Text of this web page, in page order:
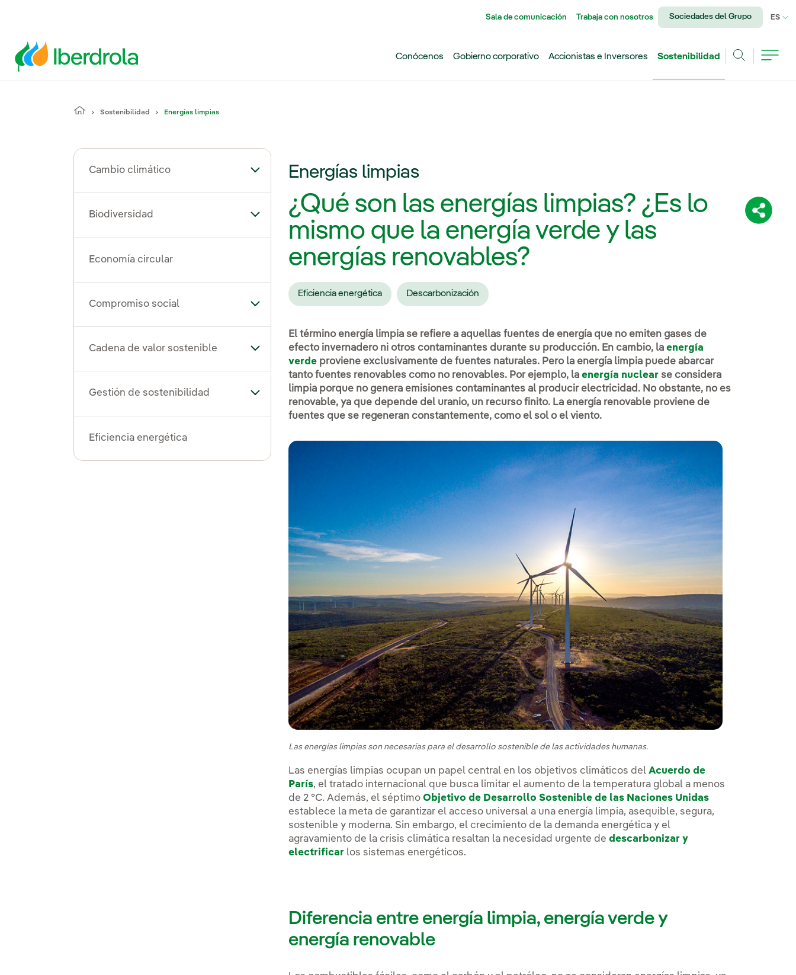
Sala de comunicación Trabaja con nosotros Sociedades del Grupo ES
Conócenos Gobierno corporativo Accionistas e Inversores
Sostenibilidad
Sostenibilidad Energías limpias
Cambio climático Alternar el submenú para Cambio climático
Biodiversidad Alternar el submenú para Biodiversidad
Economía circular
Compromiso social Alternar el submenú para Compromiso social
Cadena de valor sostenible Alternar el submenú para Cadena de valor sostenible
Gestión de sostenibilidad Alternar el submenú para Gestión de sostenibilidad
Eficiencia energética
Energías limpias
¿Qué son las energías limpias? ¿Es lo
mismo que la energía verde y las
energías renovables?
Eficiencia energética Descarbonización
El término energía limpia se refiere a aquellas fuentes de energía que no emiten gases de
efecto invernadero ni otros contaminantes durante su producción. En cambio, laenergía
verde proviene exclusivamente de fuentes naturales. Pero la energía limpia puede abarcar
tanto fuentes renovables como no renovables. Por ejemplo, laenergía nuclear se considera
limpia porque no genera emisiones contaminantes al producir electricidad. No obstante, no es
renovable, ya que depende del uranio, un recurso finito. La energía renovable proviene de
fuentes que se regeneran constantemente, como el sol o el viento.
Las energías limpias son necesarias para el desarrollo sostenible de las actividades humanas.
Las energías limpias ocupan un papel central en los objetivos climáticos delAcuerdo de
París, el tratado internacional que busca limitar el aumento de la temperatura global a menos
de 2 °C. Además, el séptimoObjetivo de Desarrollo Sostenible de las Naciones Unidas
establece la meta de garantizar el acceso universal a una energía limpia, asequible, segura,
sostenible y moderna. Sin embargo, el crecimiento de la demanda energética y el
agravamiento de la crisis climática resaltan la necesidad urgente dedescarbonizar y
electrificar los sistemas energéticos.
Diferencia entre energía limpia, energía verde y
energía renovable